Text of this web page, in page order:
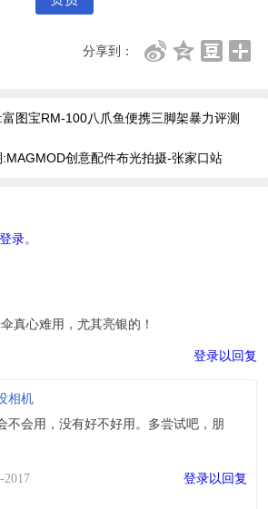
分享到：
图宝RM-100八爪鱼便携三脚架暴力评测
创意配件布光拍摄-张家口站
登录。
真心难用，尤其亮银的！
登录以回复
相机
不会用，没有好不好用。多尝试吧，朋
2017 登录以回复